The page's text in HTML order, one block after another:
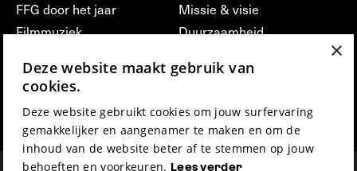
FFG door het jaar
Filmmuziek
Press & Industry
Film Fest Friends
Missie & visie
Duurzaamheid
vrijwilligerswerk bij FFG
Privacy & Disclaimer
×
Deze website maakt gebruik van
cookies.
Deze website gebruikt cookies om jouw surfervaring
gemakkelijker en aangenamer te maken en om de
inhoud van de website beter af te stemmen op jouw
behoeften en voorkeuren. Lees verder